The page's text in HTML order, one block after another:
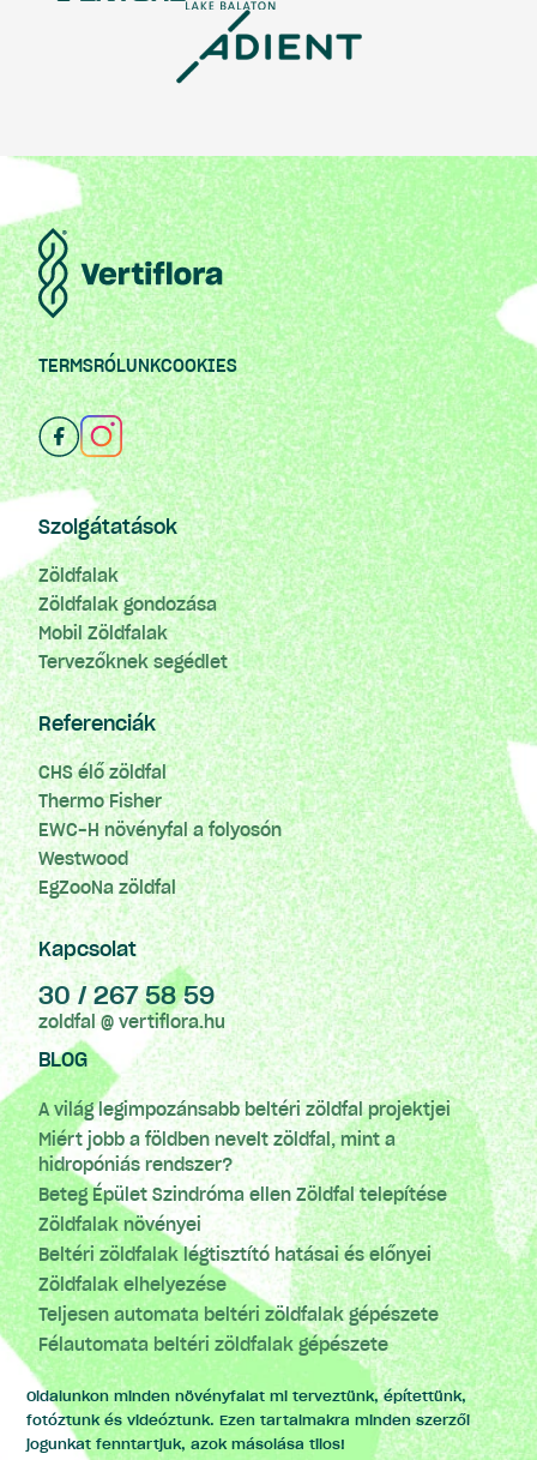
TERMSRÓLUNKCOOKIES
Szolgátatások
Zöldfalak
Zöldfalak gondozása
Mobil Zöldfalak
Tervezőknek segédlet
Referenciák
CHS élő zöldfal
Thermo Fisher
EWC-H növényfal a folyosón
Westwood
EgZooNa zöldfal
Kapcsolat
30 / 267 58 59
zoldfal @ vertiflora.hu
BLOG
A világ legimpozánsabb beltéri zöldfal projektjei
Miért jobb a földben nevelt zöldfal, mint a
hidropóniás rendszer?
Beteg Épület Szindróma ellen Zöldfal telepítése
Zöldfalak növényei
Beltéri zöldfalak légtisztító hatásai és előnyei
Zöldfalak elhelyezése
Teljesen automata beltéri zöldfalak gépészete
Félautomata beltéri zöldfalak gépészete
Oldalunkon minden növényfalat mi terveztünk, építettünk,
fotóztunk és videóztunk. Ezen tartalmakra minden szerzői
jogunkat fenntartjuk, azok másolása tilos!